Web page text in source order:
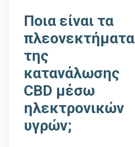
Ποια είναι τα
πλεονεκτήματα
της
κατανάλωσης
CBD μέσω
ηλεκτρονικών
υγρών;